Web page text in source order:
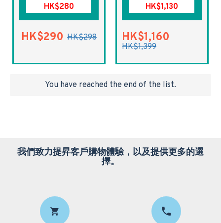
HK$280
HK$290 HK$298
HK$1,130
HK$1,160
HK$1,399
You have reached the end of the list.
我們致力提昇客戶購物體驗，以及提供更多的選
擇。